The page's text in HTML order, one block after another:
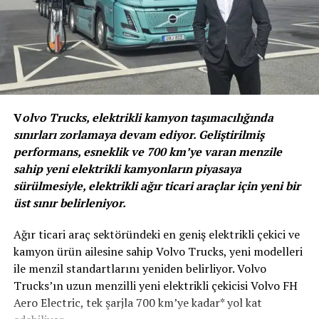
verecek olmaktan mutluluk duyuyoruz” şeklinde
konuştu.
210 km’ye kadar menzil sunuyor
Yüksek manevra kabiliyeti ve benzersiz yolcu konforuyla
kendini kanıtlayan e-Jest, 170 HP güç ve 290 Nm tork
üreten BMW üretimi elektrikli motor ve yine BMW
üretimi 44 ve 88 kWh bataryalarla tercih edilebiliyor. 210
km’ye kadar menzil sunarak bu anlamda 6 metrelik
küçük otobüs sınıfının en iyi performansını gösteren e-
Jest’in enerji geri kazanımı sağlayan rejeneratif fren
sistemi sayesinde bataryaları yüzde 25 oranında kendi
kendini şarj edebiliyor. 10,1 inçlik multimedya
dokunmatik ekranı, tamamen dijital gösterge
Volvo Trucks, elektrikli kamyon taşımacılığında
sınırları zorlamaya devam ediyor. Geliştirilmiş
performans, esneklik ve 700 km’ye varan menzile
sahip yeni elektrikli kamyonların piyasaya
sürülmesiyle, elektrikli ağır ticari araçlar için yeni bir
üst sınır belirleniyor.
Ağır ticari araç sektöründeki en geniş elektrikli çekici ve
kamyon ürün ailesine sahip Volvo Trucks, yeni modelleri
ile menzil standartlarını yeniden belirliyor. Volvo
Trucks’ın uzun menzilli yeni elektrikli çekicisi Volvo FH
Aero Electric, tek şarjla 700 km’ye kadar* yol kat